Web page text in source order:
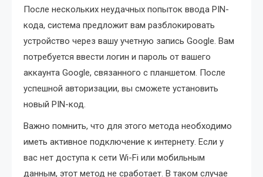
После нескольких неудачных попыток ввода PIN-
кода, система предложит вам разблокировать
устройство через вашу учетную запись Google. Вам
потребуется ввести логин и пароль от вашего
аккаунта Google, связанного с планшетом. После
успешной авторизации, вы сможете установить
новый PIN-код.
Важно помнить, что для этого метода необходимо
иметь активное подключение к интернету. Если у
вас нет доступа к сети Wi-Fi или мобильным
данным, этот метод не сработает. В таком случае